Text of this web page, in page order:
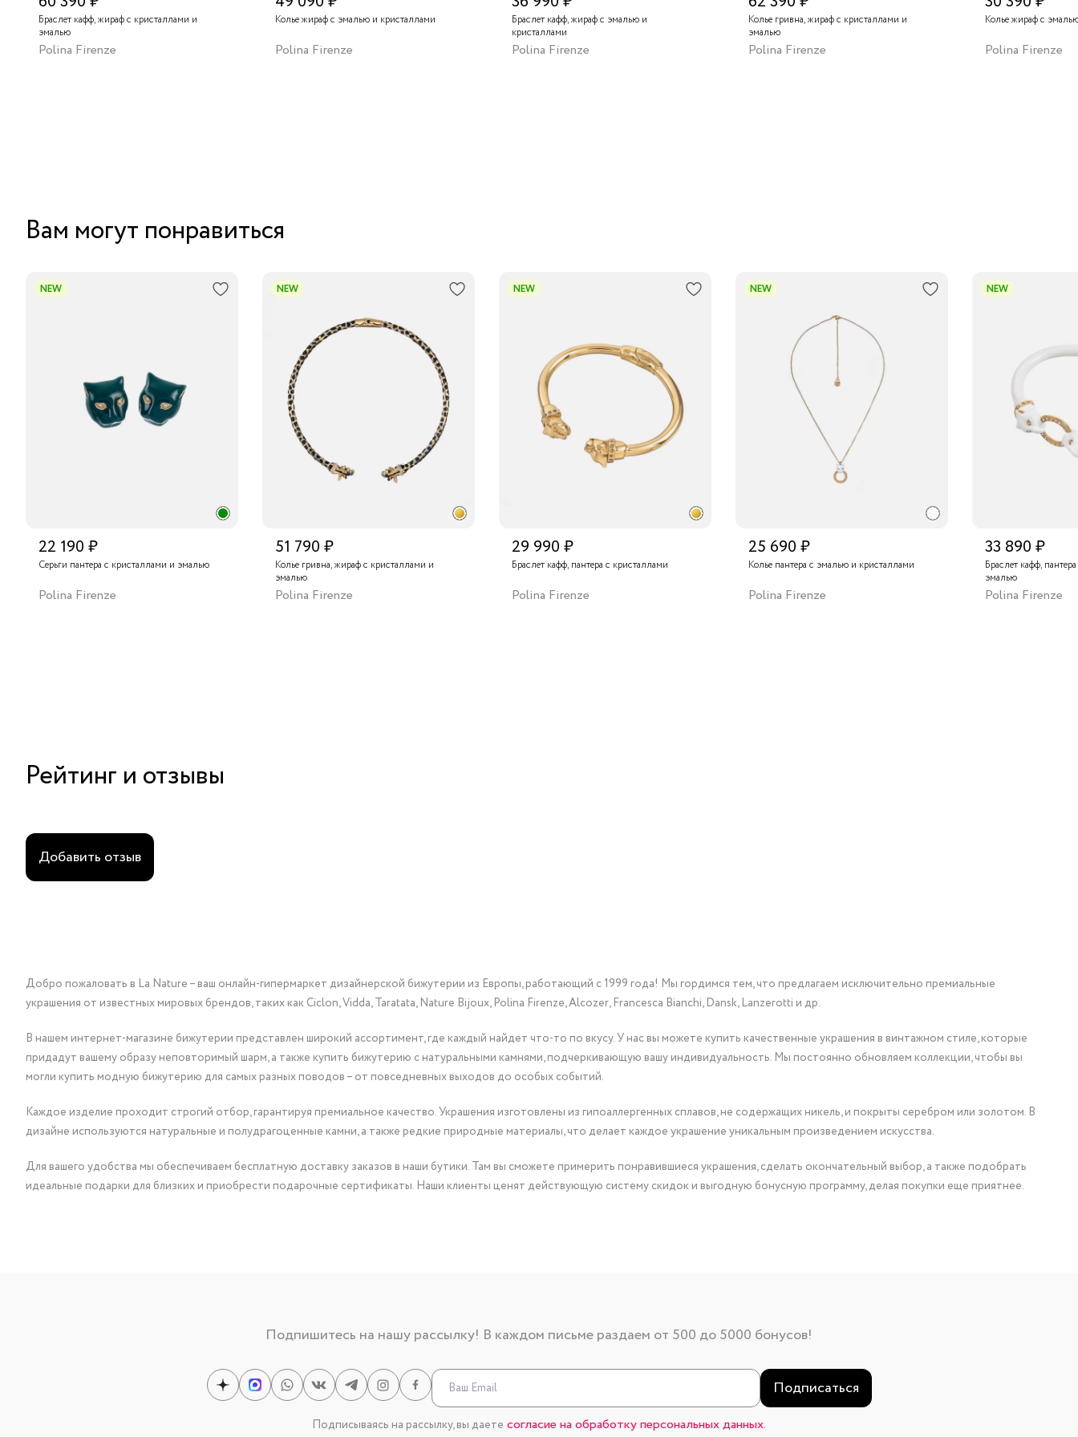
Браслет кафф, жираф с кристаллами и
эмалью
Polina Firenze
Колье жираф с эмалью и кристаллами
Polina Firenze
Браслет кафф, жираф с эмалью и
кристаллами
Polina Firenze
Колье гривна, жираф с кристаллами и
эмалью
Polina Firenze
Колье жираф с
Polina Firenze
Вам могут понравиться
NEW
22 190 ₽
Серьги пантера с кристаллами и эмалью
Polina Firenze
NEW
51 790 ₽
Колье гривна, жираф с кристаллами и
эмалью
Polina Firenze
NEW
29 990 ₽
Браслет кафф, пантера с кристаллами
Polina Firenze
NEW
25 690 ₽
Колье пантера с эмалью и кристаллами
Polina Firenze
NEW
33 890 ₽
Браслет кафф,
эмалью
Polina Firenze
Рейтинг и отзывы
Добавить отзыв
Добро пожаловать в La Nature – ваш онлайн-гипермаркет дизайнерской бижутерии из Европы, работающий с 1999 года! Мы гордимся тем, что предлагаем исключительно премиальные
украшения от известных мировых брендов, таких как Ciclon, Vidda, Taratata, Nature Bijoux, Polina Firenze, Alcozer, Francesca Bianchi, Dansk, Lanzerotti и др.
В нашем интернет-магазине бижутерии представлен широкий ассортимент, где каждый найдет что-то по вкусу. У нас вы можете купить качественные украшения в винтажном стиле, которые
придадут вашему образу неповторимый шарм, а также купить бижутерию с натуральными камнями, подчеркивающую вашу индивидуальность. Мы постоянно обновляем коллекции, чтобы вы
могли купить модную бижутерию для самых разных поводов – от повседневных выходов до особых событий.
Каждое изделие проходит строгий отбор, гарантируя премиальное качество. Украшения изготовлены из гипоаллергенных сплавов, не содержащих никель, и покрыты серебром или золотом. В
дизайне используются натуральные и полудрагоценные камни, а также редкие природные материалы, что делает каждое украшение уникальным произведением искусства.
Для вашего удобства мы обеспечиваем бесплатную доставку заказов в наши бутики. Там вы сможете примерить понравившиеся украшения, сделать окончательный выбор, а также подобрать
идеальные подарки для близких и приобрести подарочные сертификаты. Наши клиенты ценят действующую систему скидок и выгодную бонусную программу, делая покупки еще приятнее.
Подпишитесь на нашу рассылку! В каждом письме раздаем от 500 до 5000 бонусов!
Подписаться
Подписываясь на рассылку, вы даете согласие на обработку персональных данных.